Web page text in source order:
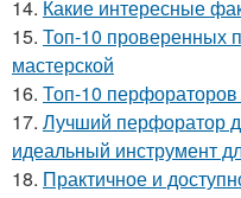
14. Какие интересные
15. Топ-10 проверенных
мастерской
16. Топ-10 перфораторов
17. Лучший перфоратор
идеальный инструмент
18. Практичное и